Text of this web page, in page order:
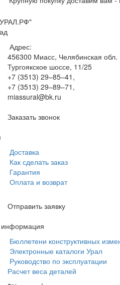
Адрес:
456300 Миасс, Челябинская обл.
Тургоякское шоссе, 11/25
+7 (3513) 29–85–41 ,
+7 (3513) 29–89–71 ,
miassural@bk.ru
Заказать звонок
Доставка
Как сделать заказ
Гарантия
Оплата и возврат
Отправить заявку
информация
Бюллетени конструктивных
Электронные каталоги Урал
Руководство по эксплуатации
Расчет веса деталей